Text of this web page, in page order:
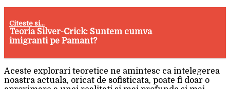
Citeste si...
Teoria Silver-Crick: Suntem cumva
imigranti pe Pamant?
Aceste explorari teoretice ne amintesc ca intelegerea
noastra actuala, oricat de sofisticata, poate fi doar o